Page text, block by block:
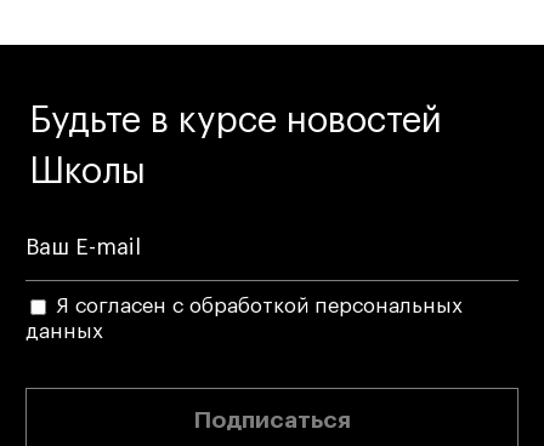
Будьте в курсе новостей
Школы
Я согласен с обработкой персональных
данных
Подписаться